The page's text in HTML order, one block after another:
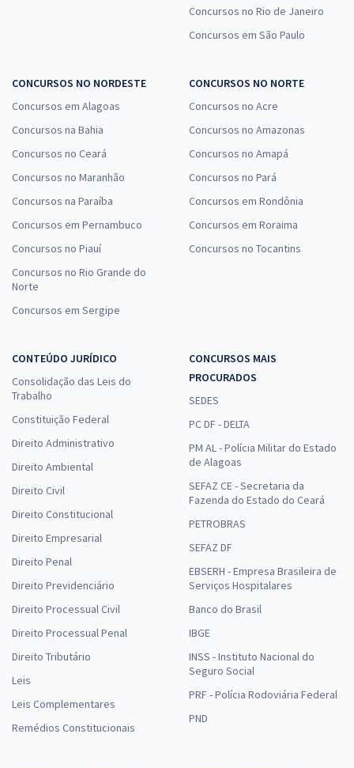
Concursos no Rio de Janeiro
Concursos em São Paulo
CONCURSOS NO NORDESTE
Concursos em Alagoas
Concursos na Bahia
Concursos no Ceará
Concursos no Maranhão
Concursos na Paraíba
Concursos em Pernambuco
Concursos no Piauí
Concursos no Rio Grande do
Norte
Concursos em Sergipe
CONCURSOS NO NORTE
Concursos no Acre
Concursos no Amazonas
Concursos no Amapá
Concursos no Pará
Concursos em Rondônia
Concursos em Roraima
Concursos no Tocantins
CONTEÚDO JURÍDICO
Consolidação das Leis do
Trabalho
Constituição Federal
Direito Administrativo
Direito Ambiental
Direito Civil
Direito Constitucional
Direito Empresarial
Direito Penal
Direito Previdenciário
Direito Processual Civil
Direito Processual Penal
Direito Tributário
Leis
Leis Complementares
Remédios Constitucionais
CONCURSOS MAIS
PROCURADOS
SEDES
PC DF - DELTA
PM AL - Polícia Militar do Estado
de Alagoas
SEFAZ CE - Secretaria da
Fazenda do Estado do Ceará
PETROBRAS
SEFAZ DF
EBSERH - Empresa Brasileira de
Serviços Hospitalares
Banco do Brasil
IBGE
INSS - Instituto Nacional do
Seguro Social
PRF - Polícia Rodoviária Federal
PND